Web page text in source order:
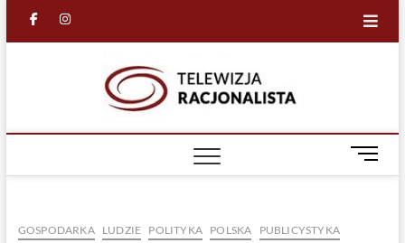
facebook
in
M
e
GOSPODARKA LUDZIE POLITYKA POLSKA PUBLICYSTYKA